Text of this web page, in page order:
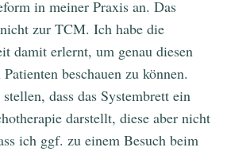
in meiner Praxis an. Das
zur TCM. Ich habe die
damit erlernt, um genau diesen
beschauen zu können.
dass das Systembrett ein
darstellt, diese aber nicht
ich ggf. zu einem Besuch beim